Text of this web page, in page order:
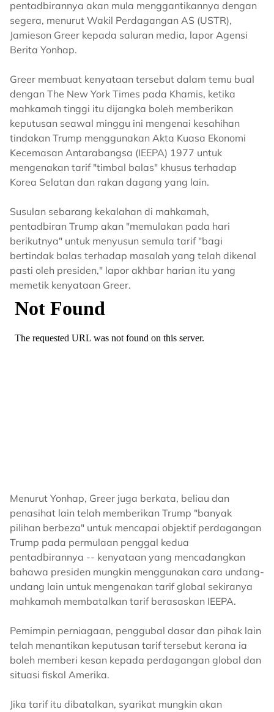
pentadbirannya akan mula menggantikannya dengan
segera, menurut Wakil Perdagangan AS (USTR),
Jamieson Greer kepada saluran media, lapor Agensi
Berita Yonhap.
Greer membuat kenyataan tersebut dalam temu bual
dengan The New York Times pada Khamis, ketika
mahkamah tinggi itu dijangka boleh memberikan
keputusan seawal minggu ini mengenai kesahihan
tindakan Trump menggunakan Akta Kuasa Ekonomi
Kecemasan Antarabangsa (IEEPA) 1977 untuk
mengenakan tarif "timbal balas" khusus terhadap
Korea Selatan dan rakan dagang yang lain.
Susulan sebarang kekalahan di mahkamah,
pentadbiran Trump akan "memulakan pada hari
berikutnya" untuk menyusun semula tarif "bagi
bertindak balas terhadap masalah yang telah dikenal
pasti oleh presiden," lapor akhbar harian itu yang
memetik kenyataan Greer.
Menurut Yonhap, Greer juga berkata, beliau dan
penasihat lain telah memberikan Trump "banyak
pilihan berbeza" untuk mencapai objektif perdagangan
Trump pada permulaan penggal kedua
pentadbirannya -- kenyataan yang mencadangkan
bahawa presiden mungkin menggunakan cara undang-
undang lain untuk mengenakan tarif global sekiranya
mahkamah membatalkan tarif berasaskan IEEPA.
Pemimpin perniagaan, penggubal dasar dan pihak lain
telah menantikan keputusan tarif tersebut kerana ia
boleh memberi kesan kepada perdagangan global dan
situasi fiskal Amerika.
Jika tarif itu dibatalkan, syarikat mungkin akan